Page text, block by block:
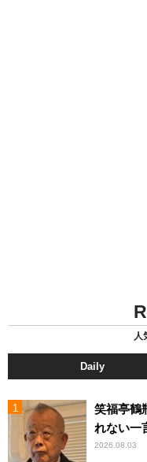
人
Daily
笑福亭鶴
れない一
2026.08.03